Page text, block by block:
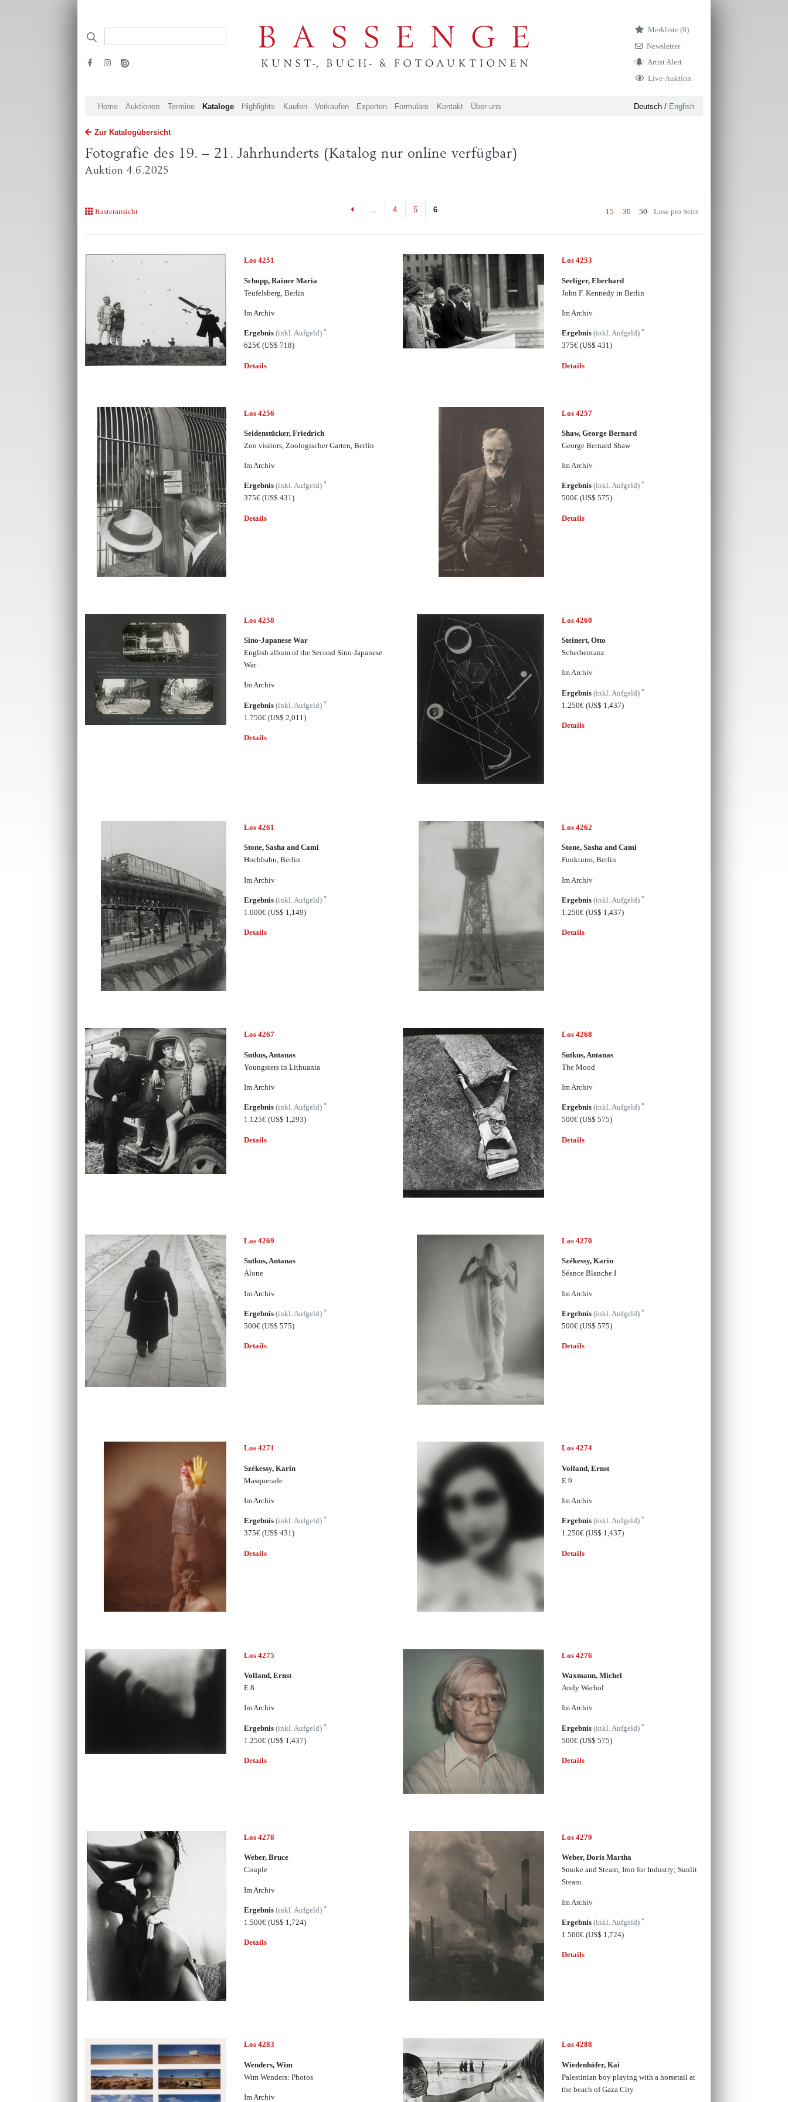
Merkliste (0)
Newsletter
Artist Alert
Live-Auktion
Home Auktionen Termine Kataloge Highlights Kaufen Verkaufen Experten Formulare Kontakt Über uns Deutsch/ English
Zur Katalogübersicht
Fotografie des 19. – 21. Jahrhunderts (Katalog nur online verfügbar)
Auktion 4.6.2025
Rasteransicht Previous 4 5 6 15 30 50 Lose pro Seite
Los 4251
Schopp, Rainer Maria
Teufelsberg, Berlin
Im Archiv
Ergebnis(inkl. Aufgeld)*
625€(US$ 718)
Details
Los 4253
Seeliger, Eberhard
John F. Kennedy in Berlin
Im Archiv
Ergebnis (inkl. Aufgeld) *
375€ (US$ 431)
Details
Los 4256
Seidenstücker, Friedrich
Zoo visitors, Zoologischer Garten, Berlin
Im Archiv
Ergebnis(inkl. Aufgeld)*
375€(US$ 431)
Details
Los 4257
Shaw, George Bernard
George Bernard Shaw
Im Archiv
Ergebnis (inkl. Aufgeld) *
500€ (US$ 575)
Details
Los 4258
Sino-Japanese War
English album of the Second Sino-Japanese
War
Im Archiv
Ergebnis(inkl. Aufgeld)*
1.750€(US$ 2,011)
Details
Los 4260
Steinert, Otto
Scherbentanz
Im Archiv
Ergebnis (inkl. Aufgeld) *
1.250€ (US$ 1,437)
Details
Los 4261
Stone, Sasha and Cami
Hochbahn, Berlin
Im Archiv
Ergebnis(inkl. Aufgeld)*
1.000€(US$ 1,149)
Details
Los 4262
Stone, Sasha and Cami
Funkturm, Berlin
Im Archiv
Ergebnis (inkl. Aufgeld) *
1.250€ (US$ 1,437)
Details
Los 4267
Sutkus, Antanas
Youngsters in Lithuania
Im Archiv
Ergebnis(inkl. Aufgeld)*
1.125€(US$ 1,293)
Details
Los 4268
Sutkus, Antanas
The Mood
Im Archiv
Ergebnis (inkl. Aufgeld) *
500€ (US$ 575)
Details
Los 4269
Sutkus, Antanas
Alone
Im Archiv
Ergebnis(inkl. Aufgeld)*
500€(US$ 575)
Details
Los 4270
Székessy, Karin
Séance Blanche I
Im Archiv
Ergebnis (inkl. Aufgeld) *
500€ (US$ 575)
Details
Los 4271
Székessy, Karin
Masquerade
Im Archiv
Ergebnis(inkl. Aufgeld)*
375€(US$ 431)
Details
Los 4274
Volland, Ernst
E 9
Im Archiv
Ergebnis (inkl. Aufgeld) *
1.250€ (US$ 1,437)
Details
Los 4275
Volland, Ernst
E 8
Im Archiv
Ergebnis(inkl. Aufgeld)*
1.250€(US$ 1,437)
Details
Los 4276
Waxmann, Michel
Andy Warhol
Im Archiv
Ergebnis (inkl. Aufgeld) *
500€ (US$ 575)
Details
Los 4278
Weber, Bruce
Couple
Im Archiv
Ergebnis(inkl. Aufgeld)*
1.500€(US$ 1,724)
Details
Los 4279
Weber, Doris Martha
Smoke and Steam; Iron for Industry; Sunlit
Steam.
Im Archiv
Ergebnis (inkl. Aufgeld) *
1.500€ (US$ 1,724)
Details
Los 4283
Wenders, Wim
Wim Wenders: Photos
Im Archiv
Los 4288
Wiedenhöfer, Kai
Palestinian boy playing with a horsetail at
the beach of Gaza City